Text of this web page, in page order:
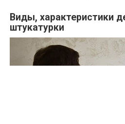
Виды, характеристики
штукатурки